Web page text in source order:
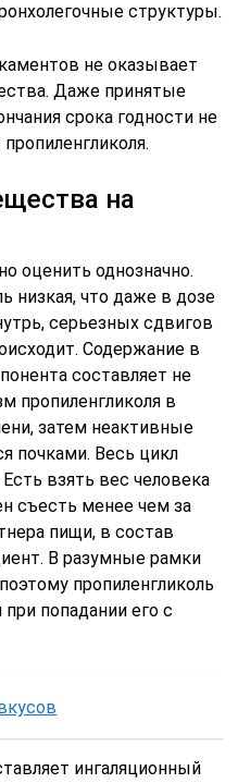
структуры.
не оказывает
Даже принятые
срока годности не
на
оценить однозначно.
низкая, что даже в дозе
серьезных сдвигов
Содержание в
составляет не
пропиленгликоля в
затем неактивные
почками. Весь цикл
взять вес человека
съесть менее чем за
пищи, в состав
В разумные рамки
пропиленгликоль
попадании его с
ингаляционный